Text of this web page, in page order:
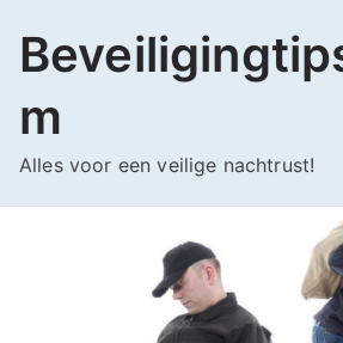
naar
inhoud
m
Alles voor een veilige nachtrust!